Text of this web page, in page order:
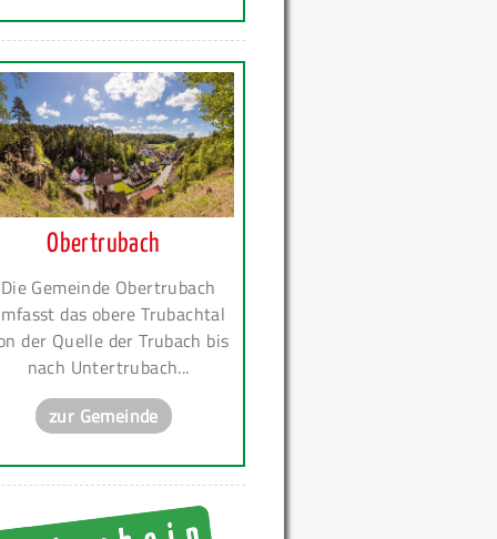
Obertrubach
Die Gemeinde Obertrubach
das obere Trubachtal
der Quelle der Trubach bis
nach Untertrubach...
zur Gemeinde